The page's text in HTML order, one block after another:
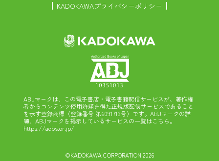
KADOKAWAプライバシーポリシー
ABJマークは、この電子書店・電子書籍配信サービスが、著作権
者からコンテンツ使用許諾を得た正規版配信サービスであること
を示す登録商標（登録番号 第6091713号）です。ABJマークの詳
細、ABJマークを掲示しているサービスの一覧はこちら。
https://aebs.or.jp/
©KADOKAWA CORPORATION 2026